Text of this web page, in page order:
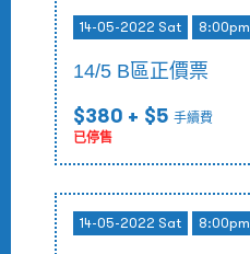
14-05-2022 Sat 8:00pm
14/5 B區正價票
$380 + $5 手續費
已停售
14-05-2022 Sat 8:00pm